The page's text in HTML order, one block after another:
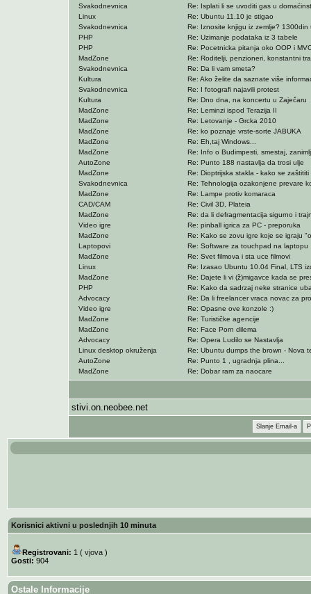
Svakodnevnica
Re: Isplati li se uvoditi gas u
Linux
Re: Ubuntu 11.10 je stigao
Svakodnevnica
Re: Iznosite knjigu iz zemlje? 1300din
PHP
Re: Uzimanje podataka iz 3 tabele
PHP
Re: Pocetnicka pitanja oko OOP i
MadZone
Re: Roditelji, penzioneri, konstantni
Svakodnevnica
Re: Da li vam smeta?
Kultura
Re: Ako želite da saznate više
Svakodnevnica
Re: I fotografi najavili protest
Kultura
Re: Dno dna, na koncertu u Zaječaru
MadZone
Re: Leminzi ispod Terazija II
MadZone
Re: Letovanje - Grcka 2010
MadZone
Re: ko poznaje vrste-sorte JABUKA
MadZone
Re: Eh,taj Windows...
MadZone
Re: Info o Budimpesti, smestaj,
AutoZone
Re: Punto 188 nastavlja da trosi ulje
MadZone
Re: Dioptrijska stakla - kako se
Svakodnevnica
Re: Tehnologija ozakonjene prevare
MadZone
Re: Lampe protiv komaraca
CAD/CAM
Re: Civil 3D, Plateia
MadZone
Re: da li defragmentacija sigurno i
Video igre
Re: pinball igrica za PC - preporuka
MadZone
Re: Kako se zovu igre koje se igraju
Laptopovi
Re: Software za touchpad na laptopu
MadZone
Re: Svet filmova i sta uce filmovi
Linux
Re: Izasao Ubuntu 10.04 Final, LTS
MadZone
Re: Dajete li vi (ž)migavce kada se
PHP
Re: Kako da sadrzaj neke stranice
Advocacy
Re: Da li freelancer vraca novac za
Video igre
Re: Opasne ove konzole :)
MadZone
Re: Turističke agencije
MadZone
Re: Face Porn dilema
Advocacy
Re: Opera Ludilo se Nastavlja
Linux desktop okruženja
Re: Ubuntu dumps the brown - Nova
AutoZone
Re: Punto 1 , ugradnja plina...
MadZone
Re: Dobar ram za naocare
stivi.on.neobee.net
Slanje Email-a
Korisnici aktivni u poslednjih 10 minuta
Registrovani: 1 ( vjova)
Gosti: 904
Ostale Informacije